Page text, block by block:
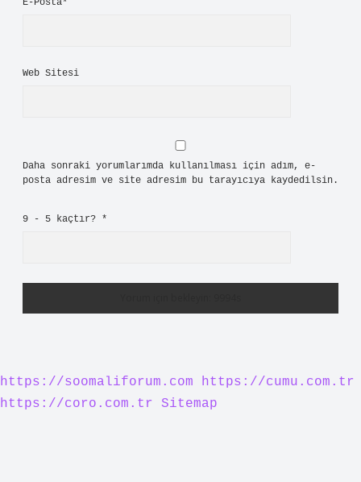
E-Posta*
Web Sitesi
Daha sonraki yorumlarımda kullanılması için adım, e-
posta adresim ve site adresim bu tarayıcıya kaydedilsin.
9 - 5 kaçtır? *
https://soomaliforum.com
https://cumu.com.tr
https://coro.com.tr
Sitemap